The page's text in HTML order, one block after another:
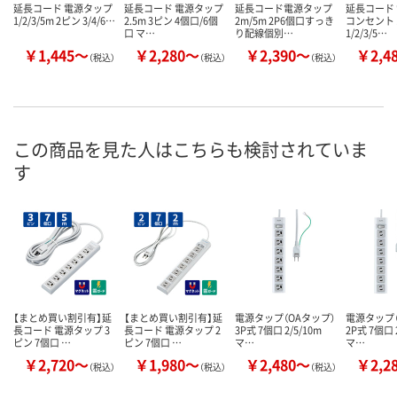
延長コード 電源タップ
1/2/3/5m 2ピン 3/4/6…
￥1,445～（税込）
延長コード 電源タップ
2.5m 3ピン 4個口/6個
口 マ…
￥2,280～（税込）
延長コード電源タップ
2m/5m 2P6個口すっき
り配線個別…
￥2,390～（税込）
延長コー
コンセント
1/2/3/5…
￥
この商品を見た人はこちらも検討されていま
す
【まとめ買い割引有】延
長コード 電源タップ 3
ピン 7個口 …
￥2,720～（税込）
【まとめ買い割引有】延
長コード 電源タップ 2
ピン 7個口 …
￥1,980～（税込）
電源タップ（OAタップ）
3P式 7個口 2/5/10m
マ…
￥2,480～（税込）
電源タップ
2P式 7個
マ…
￥